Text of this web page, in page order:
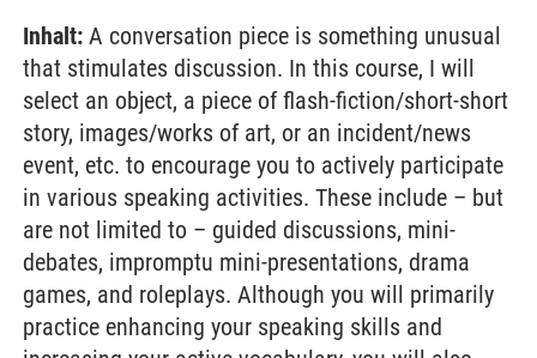
Inhalt: A conversation piece is something unusual
that stimulates discussion. In this course, I will
select an object, a piece of flash-fiction/short-short
story, images/works of art, or an incident/news
event, etc. to encourage you to actively participate
in various speaking activities. These include – but
are not limited to – guided discussions, mini-
debates, impromptu mini-presentations, drama
games, and roleplays. Although you will primarily
practice enhancing your speaking skills and